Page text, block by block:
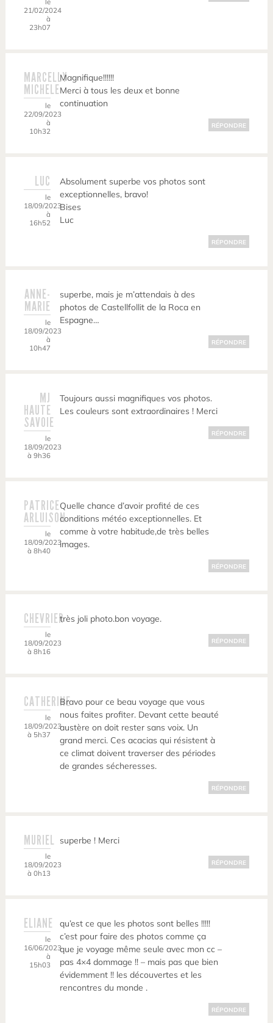
21/02/2024
à
23h07
MARCELLY
MICHELE
le
22/09/2023
à
10h32
Magnifique!!!!!!
Merci à tous les deux et bonne
continuation
RÉPONDRE
LUC
le
18/09/2023
à
16h52
Absolument superbe vos photos sont
exceptionnelles, bravo!
Bises
Luc
RÉPONDRE
ANNE-
MARIE
le
18/09/2023
à
10h47
superbe, mais je m’attendais à des
photos de Castellfollit de la Roca en
Espagne…
RÉPONDRE
MJ
HAUTE
SAVOIE
le
18/09/2023
à 9h36
Toujours aussi magnifiques vos photos.
Les couleurs sont extraordinaires ! Merci
RÉPONDRE
PATRICE
ARLUISON
le
18/09/2023
à 8h40
Quelle chance d’avoir profité de ces
conditions météo exceptionnelles. Et
comme à votre habitude,de très belles
images.
RÉPONDRE
CHEVRIER
le
18/09/2023
à 8h16
très joli photo.bon voyage.
RÉPONDRE
CATHERINE
le
18/09/2023
à 5h37
Bravo pour ce beau voyage que vous
nous faites profiter. Devant cette beauté
austère on doit rester sans voix. Un
grand merci. Ces acacias qui résistent à
ce climat doivent traverser des périodes
de grandes sécheresses.
RÉPONDRE
MURIEL
le
18/09/2023
à 0h13
superbe ! Merci
RÉPONDRE
ELIANE
le
16/06/2023
à
15h03
qu’est ce que les photos sont belles !!!!!
c’est pour faire des photos comme ça
que je voyage même seule avec mon cc –
pas 4×4 dommage !! – mais pas que bien
évidemment !! les découvertes et les
rencontres du monde .
RÉPONDRE